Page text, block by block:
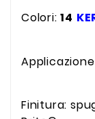
Colori:14
Finitura: